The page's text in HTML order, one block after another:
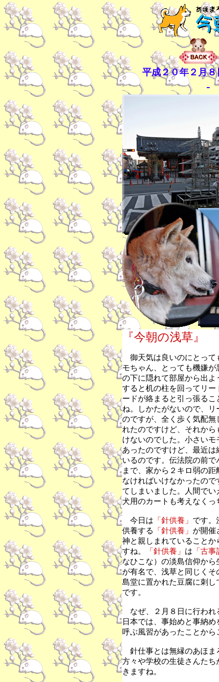
平成２０年２月８
-
『今朝の浅草』
御天気は良いのにとって
モちゃん、とっても機嫌
の下に隠れて部屋から出
すると机の柱を回ってリ
ードが絡まると引っ張る
ね。しかたがないので、
のですが、全く歩く気配
れたのですけど、それか
けないのでした。小さい
あったのですけど、最近
いるのです。伝法院の前
まで、家から２キロ弱の
なければいけなかったの
てしまいました。人間で
犬用のカートも考えなくっ
今日は 「針供養」 です。
供養する 「針供養」 が開催
神と親しまれていること
すね。
「針供養」 は 「古
なひこな）の淡島信仰か
が有名で、浅草と同じく
島堂に置かれた豆腐に刺
です。
なぜ、２月８日に行われ
日本では、事始めと事納め
呼ぶ風習があったことか
針仕事とは無縁のあほま
方々や学校の生徒さんた
きますね。